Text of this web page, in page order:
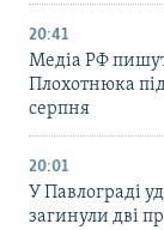
20:41
Медіа РФ
Плохотнюка
серпня
20:01
У Павлограді
загинули дві